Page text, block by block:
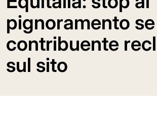
pignoramento
contribuente
sul sito